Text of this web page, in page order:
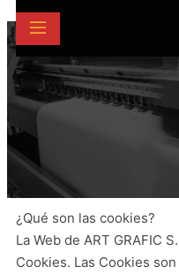
¿Qué son las cookies?
La Web de ART GRAFIC
Cookies. Las Cookies